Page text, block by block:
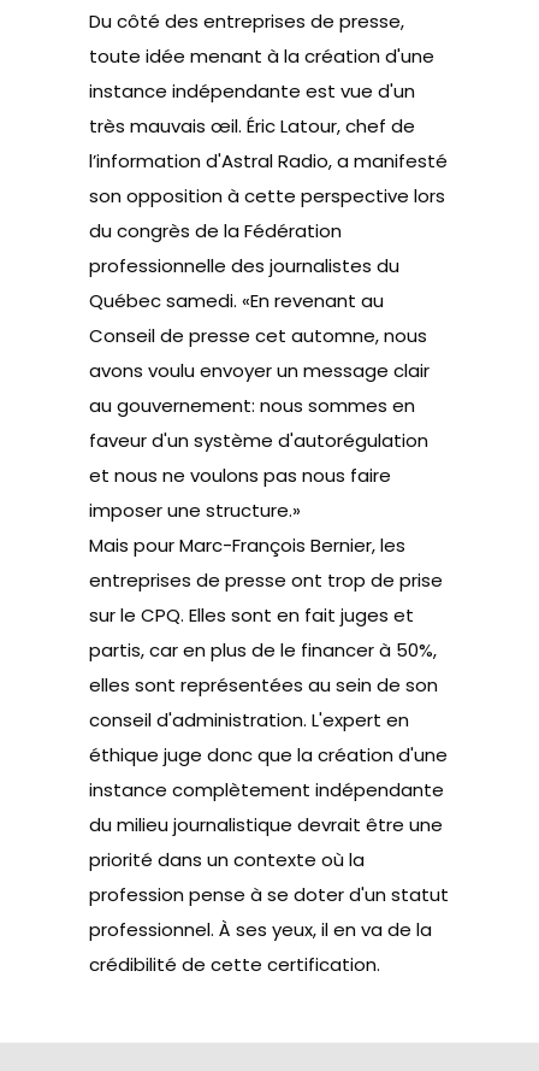
Du côté des entreprises de presse,
toute idée menant à la création d'une
instance indépendante est vue d'un
très mauvais œil. Éric Latour, chef de
l’information d'Astral Radio, a manifesté
son opposition à cette perspective lors
du congrès de la Fédération
professionnelle des journalistes du
Québec samedi. «En revenant au
Conseil de presse cet automne, nous
avons voulu envoyer un message clair
au gouvernement: nous sommes en
faveur d'un système d'autorégulation
et nous ne voulons pas nous faire
imposer une structure.»
Mais pour Marc-François Bernier, les
entreprises de presse ont trop de prise
sur le CPQ. Elles sont en fait juges et
partis, car en plus de le financer à 50%,
elles sont représentées au sein de son
conseil d'administration. L'expert en
éthique juge donc que la création d'une
instance complètement indépendante
du milieu journalistique devrait être une
priorité dans un contexte où la
profession pense à se doter d'unstatut
professionnel. À ses yeux, il en va de la
crédibilité de cette certification.